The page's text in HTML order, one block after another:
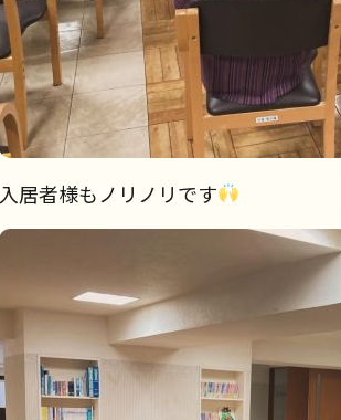
入居者様もノリノリです